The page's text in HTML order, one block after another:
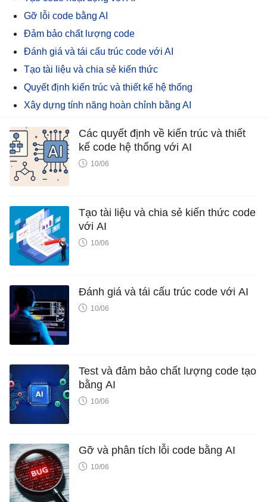
Gỡ lỗi code bằng AI
Đảm bảo chất lượng code
Đánh giá và tái cấu trúc code với AI
Tạo tài liệu và chia sẻ kiến ​​thức
Quyết định kiến ​​trúc và thiết kế hệ thống
Xây dựng tính năng hoàn chỉnh bằng AI
Các quyết định về kiến ​​trúc và thiết
kế code hệ thống với AI
10/06
Tạo tài liệu và chia sẻ kiến ​​thức code
với AI
10/06
Đánh giá và tái cấu trúc code với AI
10/06
Test và đảm bảo chất lượng code tạo
bằng AI
10/06
Gỡ và phân tích lỗi code bằng AI
10/06